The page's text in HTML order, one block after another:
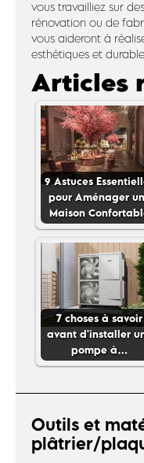
vous travailliez sur
rénovation ou de
vous aideront à
esthétiques et
Articles
9 Astuces
pour Aménager
Maison
7 choses à savoir
avant d'installer
pompe à…
Outils et
plâtrier/